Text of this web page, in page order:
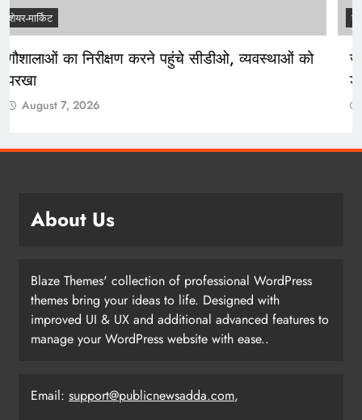
शेयर-मार्किट
गौशालाओं का निरीक्षण करने पहुंचे सीडीओ, व्यवस्थाओं को
परखा
August 7, 2026
About Us
Blaze Themes' collection of professional WordPress
themes bring your ideas to life. Designed with
improved UI & UX and additional advanced features to
manage your WordPress website with ease..
Email: support@publicnewsadda.com,